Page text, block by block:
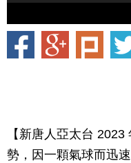
【新唐人亞太台
勢，因一顆氣球而迅